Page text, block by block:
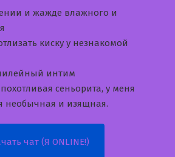
и жажде влажного и
киску у незнакомой
интим
сеньорита, у меня
необычная и изящная.
чат (Я ONLINE!)